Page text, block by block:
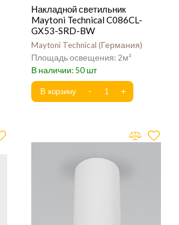
Накладной светильник
Maytoni Technical C086CL-
GX53-SRD-BW
Maytoni Technical Германия
2
50